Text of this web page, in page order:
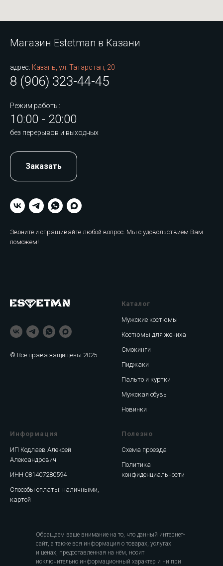
Магазин Estetman в Казани
адрес: Казань, ул. Татарстан, 20
8 (906) 323-44-45
Режим работы:
10:00 - 20:00
без перерывов и выходных
Заказать
Звоните и спрашивайте любой вопрос. Мы с удовольствием Вам
поможем!
© Все права защищены 2025
Каталог
Мужские костюмы
Костюмы для жениха
Смокинги
Пиджаки
Пальто и куртки
Мужская обувь
Новинки
Информация
ИП Кодлаев Алексей
Александрович
ИНН 081407280594
Способы оплаты: наличными,
картой
Полезно
Схема проезда
Политика
конфиденциальности
Обращаем ваше внимание на то, что данный интернет-
сайт, а также вся информация о товарах, услугах
и ценах, предоставленная на нём, носит
исключительно информационный характер и ни при